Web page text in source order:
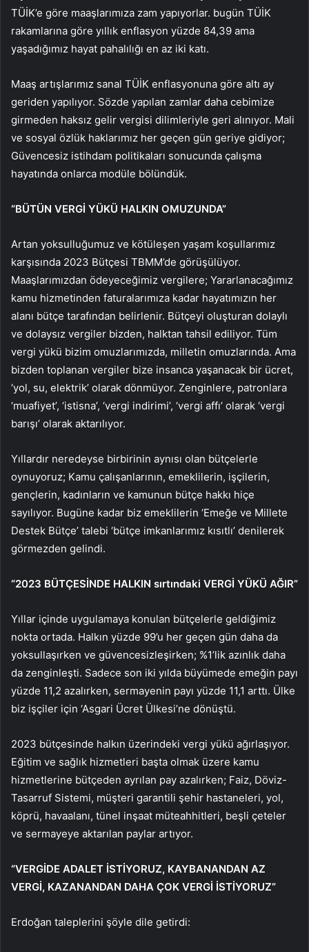
TÜİK’e göre maaşlarımıza zam yapıyorlar. bugün TÜİK
rakamlarına göre yıllık enflasyon yüzde 84,39 ama
yaşadığımız hayat pahalılığı en az iki katı.
Maaş artışlarımız sanal TÜİK enflasyonuna göre altı ay
geriden yapılıyor. Sözde yapılan zamlar daha cebimize
girmeden haksız gelir vergisi dilimleriyle geri alınıyor. Mali
ve sosyal özlük haklarımız her geçen gün geriye gidiyor;
Güvencesiz istihdam politikaları sonucunda çalışma
hayatında onlarca modüle bölündük.
“BÜTÜN VERGİ YÜKÜ HALKIN OMUZUNDA”
Artan yoksulluğumuz ve kötüleşen yaşam koşullarımız
karşısında 2023 Bütçesi TBMM’de görüşülüyor.
Maaşlarımızdan ödeyeceğimiz vergilere; Yararlanacağımız
kamu hizmetinden faturalarımıza kadar hayatımızın her
alanı bütçe tarafından belirlenir. Bütçeyi oluşturan dolaylı
ve dolaysız vergiler bizden, halktan tahsil ediliyor. Tüm
vergi yükü bizim omuzlarımızda, milletin omuzlarında. Ama
bizden toplanan vergiler bize insanca yaşanacak bir ücret,
‘yol, su, elektrik’ olarak dönmüyor. Zenginlere, patronlara
‘muafiyet’, ‘istisna’, ‘vergi indirimi’, ‘vergi affı’ olarak ‘vergi
barışı’ olarak aktarılıyor.
Yıllardır neredeyse birbirinin aynısı olan bütçelerle
oynuyoruz; Kamu çalışanlarının, emeklilerin, işçilerin,
gençlerin, kadınların ve kamunun bütçe hakkı hiçe
sayılıyor. Bugüne kadar biz emeklilerin ‘Emeğe ve Millete
Destek Bütçe’ talebi ‘bütçe imkanlarımız kısıtlı’ denilerek
görmezden gelindi.
“2023 BÜTÇESİNDE HALKIN sırtındaki VERGİ YÜKÜ AĞIR”
Yıllar içinde uygulamaya konulan bütçelerle geldiğimiz
nokta ortada. Halkın yüzde 99’u her geçen gün daha da
yoksullaşırken ve güvencesizleşirken; %1’lik azınlık daha
da zenginleşti. Sadece son iki yılda büyümede emeğin payı
yüzde 11,2 azalırken, sermayenin payı yüzde 11,1 arttı. Ülke
biz işçiler için ‘Asgari Ücret Ülkesi’ne dönüştü.
2023 bütçesinde halkın üzerindeki vergi yükü ağırlaşıyor.
Eğitim ve sağlık hizmetleri başta olmak üzere kamu
hizmetlerine bütçeden ayrılan pay azalırken; Faiz, Döviz-
Tasarruf Sistemi, müşteri garantili şehir hastaneleri, yol,
köprü, havaalanı, tünel inşaat müteahhitleri, beşli çeteler
ve sermayeye aktarılan paylar artıyor.
“VERGİDE ADALET İSTİYORUZ, KAYBANANDAN AZ
VERGİ, KAZANANDAN DAHA ÇOK VERGİ İSTİYORUZ”
Erdoğan taleplerini şöyle dile getirdi: